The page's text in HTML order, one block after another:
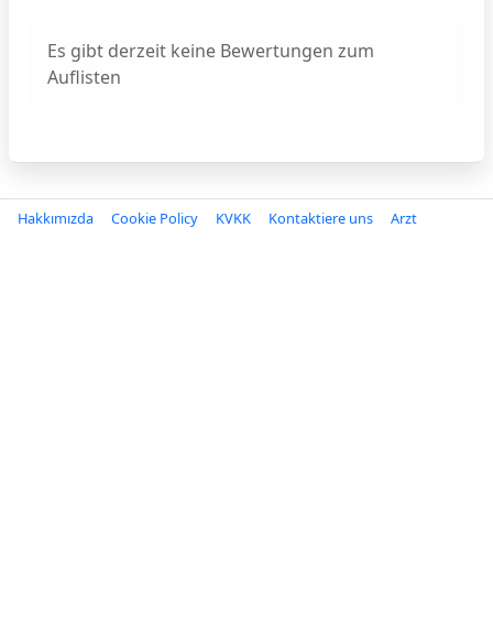
Es gibt derzeit keine Bewertungen zum
Auflisten
Hakkımızda Cookie Policy KVKK Kontaktiere uns Arzt